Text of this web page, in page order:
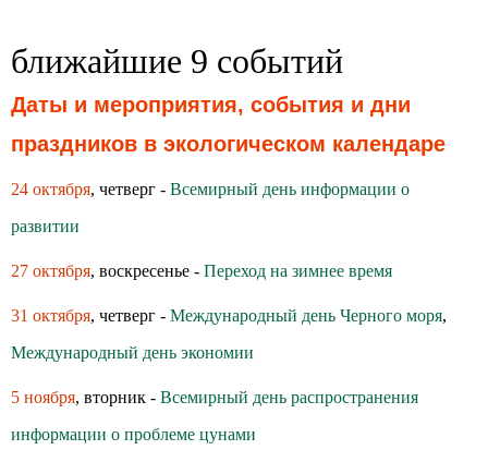
ближайшие 9 событий
Даты и мероприятия, события и дни
праздников в экологическом календаре
24 октября, четверг - Всемирный день информации о
развитии
27 октября, воскресенье - Переход на зимнее время
31 октября, четверг - Международный день Черного моря,
Международный день экономии
5 ноября, вторник - Всемирный день распространения
информации о проблеме цунами